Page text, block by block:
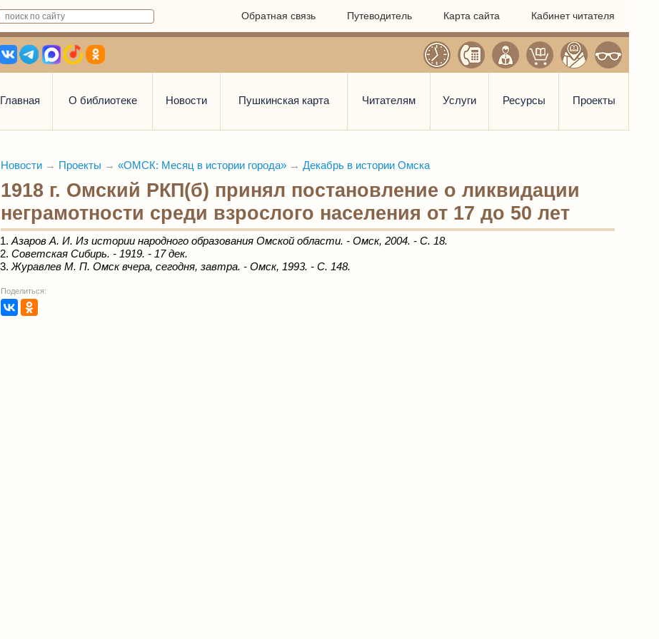
Обратная связь Путеводитель Карта сайта Кабинет читателя
Главная О библиотеке Новости Пушкинская карта Читателям Услуги Ресурсы Проекты
Новости → Проекты → «ОМСК: Месяц в истории города» → Декабрь в истории Омска
1918 г. Омский РКП(б) принял постановление о ликвидации
неграмотности среди взрослого населения от 17 до 50 лет
Азаров А. И. Из истории народного образования Омской области. - Омск, 2004. - С. 18.
Советская Сибирь. - 1919. - 17 дек.
Журавлев М. П. Омск вчера, сегодня, завтра. - Омск, 1993. - С. 148.
Поделиться: